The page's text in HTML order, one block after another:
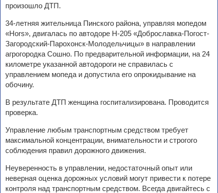
произошло ДТП.
34-летняя жительница Пинского района, управляя мопедом
«Hors», двигалась по автодоре Н-205 «Доброславка-Погост-
Загородский-Парохонск-Молодельчицы» в направлении
агрогородка Сошно. По предварительной информации, на 24
километре указанной автодороги не справилась с
управлением мопеда и допустила его опрокидывание на
обочину.
В результате ДТП женщина госпитализирована. Проводится
проверка.
Управление любым транспортным средством требует
максимальной концентрации, внимательности и строгого
соблюдения правил дорожного движения.
Неуверенность в управлении, недостаточный опыт или
неверная оценка дорожных условий могут привести к потере
контроля над транспортным средством. Всегда двигайтесь с